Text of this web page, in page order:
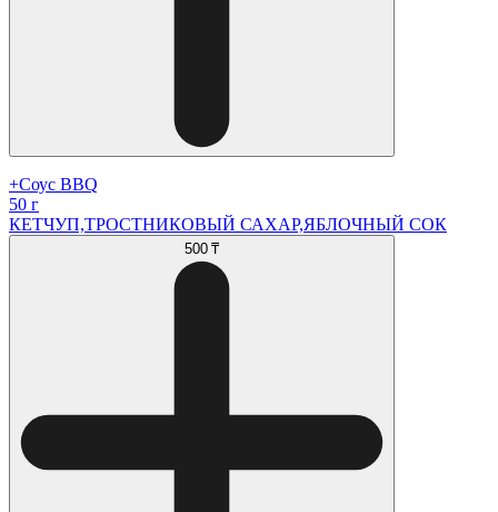
+Соус BBQ
50 г
КЕТЧУП,ТРОСТНИКОВЫЙ САХАР,ЯБЛОЧНЫЙ СОК
500 ₸